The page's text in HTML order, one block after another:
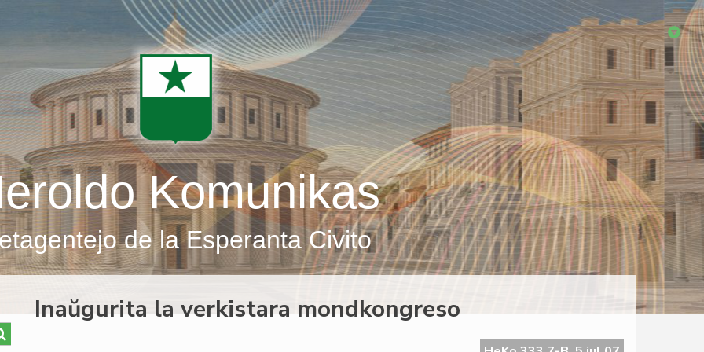
Komunikas
de la Esperanta Civito
Inaŭgurita la verkistara mondkongreso